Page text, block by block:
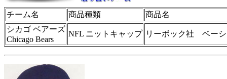
チーム名 商品種類
商品名
シカゴ ベアーズ
Chicago Bears
NFL ニットキャップ リーボック社 ベー